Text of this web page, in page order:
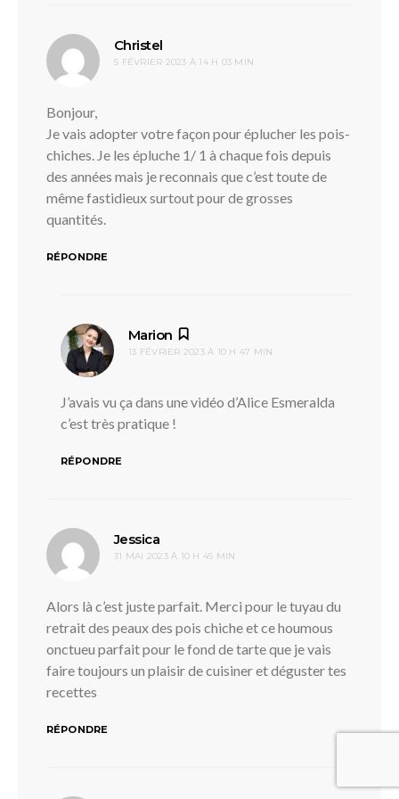
Christel
5 FÉVRIER 2023 À 14 H 03 MIN
Bonjour,
Je vais adopter votre façon pour éplucher les pois-
chiches. Je les épluche 1/ 1 à chaque fois depuis
des années mais je reconnais que c’est toute de
même fastidieux surtout pour de grosses
quantités.
RÉPONDRE
Marion
13 FÉVRIER 2023 À 10 H 47 MIN
J’avais vu ça dans une vidéo d’Alice Esmeralda
c’est très pratique !
RÉPONDRE
Jessica
31 MAI 2023 À 10 H 45 MIN
Alors là c’est juste parfait. Merci pour le tuyau du
retrait des peaux des pois chiche et ce houmous
onctueu parfait pour le fond de tarte que je vais
faire toujours un plaisir de cuisiner et déguster tes
recettes
RÉPONDRE